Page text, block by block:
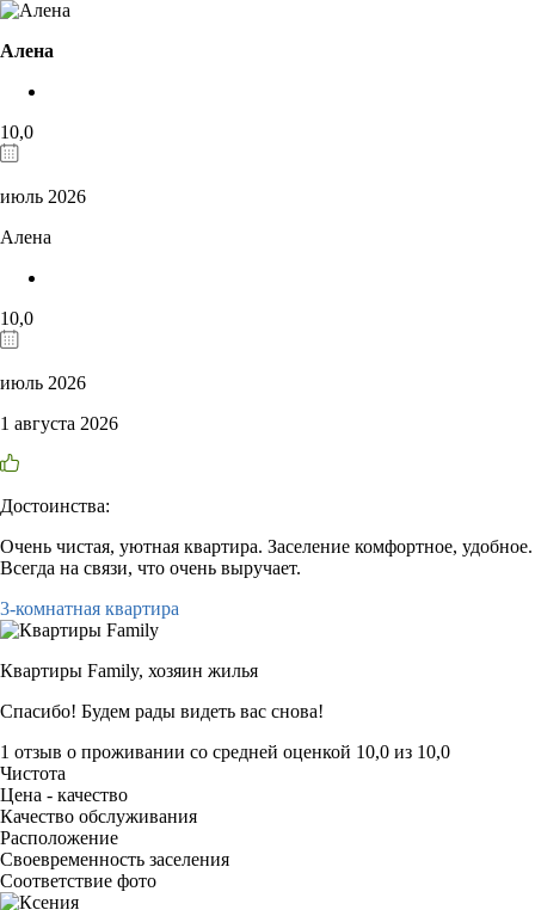
Алена
10,0
июль 2026
Алена
10,0
июль 2026
1 августа 2026
Достоинства:
Очень чистая, уютная квартира. Заселение комфортное, удобное.
Всегда на связи, что очень выручает.
3-комнатная квартира
Квартиры Family, хозяин жилья
Спасибо! Будем рады видеть вас снова!
1 отзыв о проживании со средней оценкой 10,0 из 10,0
Чистота
Цена - качество
Качество обслуживания
Расположение
Своевременность заселения
Соответствие фото